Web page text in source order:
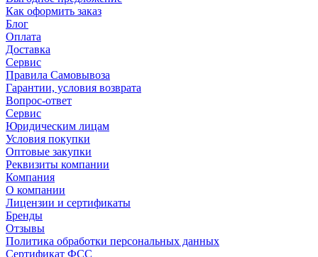
Как оформить заказ
Блог
Оплата
Доставка
Сервис
Правила Самовывоза
Гарантии, условия возврата
Вопрос-ответ
Сервис
Юридическим лицам
Условия покупки
Оптовые закупки
Реквизиты компании
Компания
О компании
Лицензии и сертификаты
Бренды
Отзывы
Политика обработки персональных данных
Сертификат ФСС